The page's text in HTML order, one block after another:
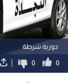
دورية شرطة
0
0